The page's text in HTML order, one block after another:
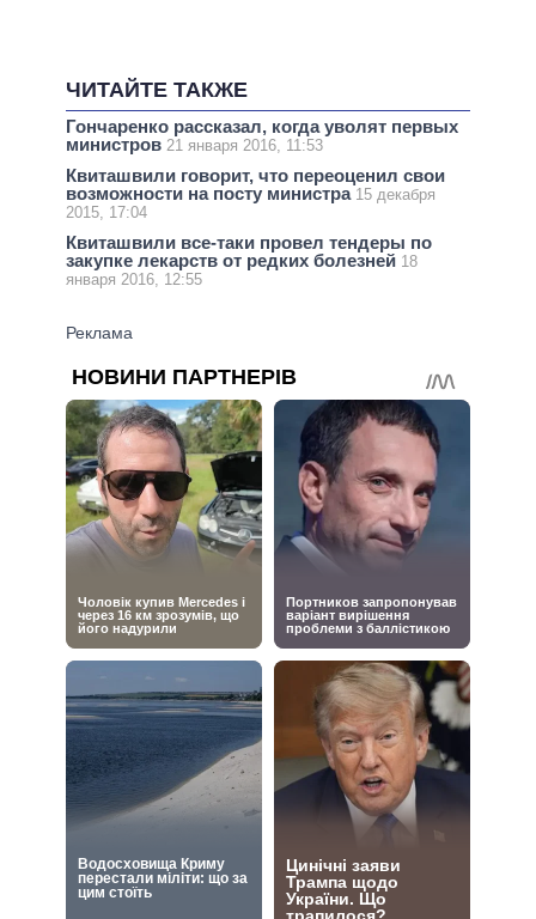
ЧИТАЙТЕ ТАКЖЕ
Гончаренко рассказал, когда уволят первых
министров 21 января 2016, 11:53
Квиташвили говорит, что переоценил свои
возможности на посту министра 15 декабря
2015, 17:04
Квиташвили все-таки провел тендеры по
закупке лекарств от редких болезней 18
января 2016, 12:55